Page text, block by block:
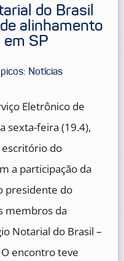
do Brasil
alinhamento
SP
Notícias
Eletrônico de
sexta-feira (19.4),
do
a participação da
presidente do
membros da
Notarial do Brasil –
O encontro teve